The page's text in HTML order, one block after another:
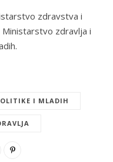
zdravstva i
zdravlja i
I MLADIH